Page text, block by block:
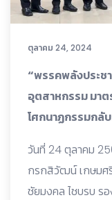
ตุลาคม 24, 2024
“พรรคพลังประช
อุตสาหกรรม มา
โศกนาฏกรรมกลั
วันที่ 24 ตุลาคม
กรกสิวัฒน์ เกษมศ
ชัยมงคล ไชบรบ ร